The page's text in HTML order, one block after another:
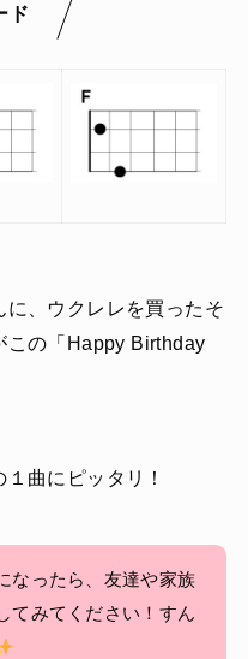
ド
、ウクレレを買ったそ
この「Happy Birthday
曲にピッタリ！
なったら、友達や家族
てみてください！すん